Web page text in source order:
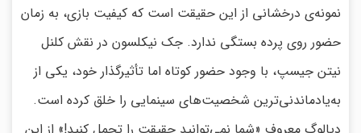
نمونه‌ی درخشانی از این حقیقت است که کیفیت بازی، به زمان
حضور روی پرده بستگی ندارد. جک نیکلسون در نقش کلنل
نیتن جیسپ، با وجود حضور کوتاه اما تأثیرگذار خود، یکی از
به‌یادماندنی‌ترین شخصیت‌های سینمایی را خلق کرده است.